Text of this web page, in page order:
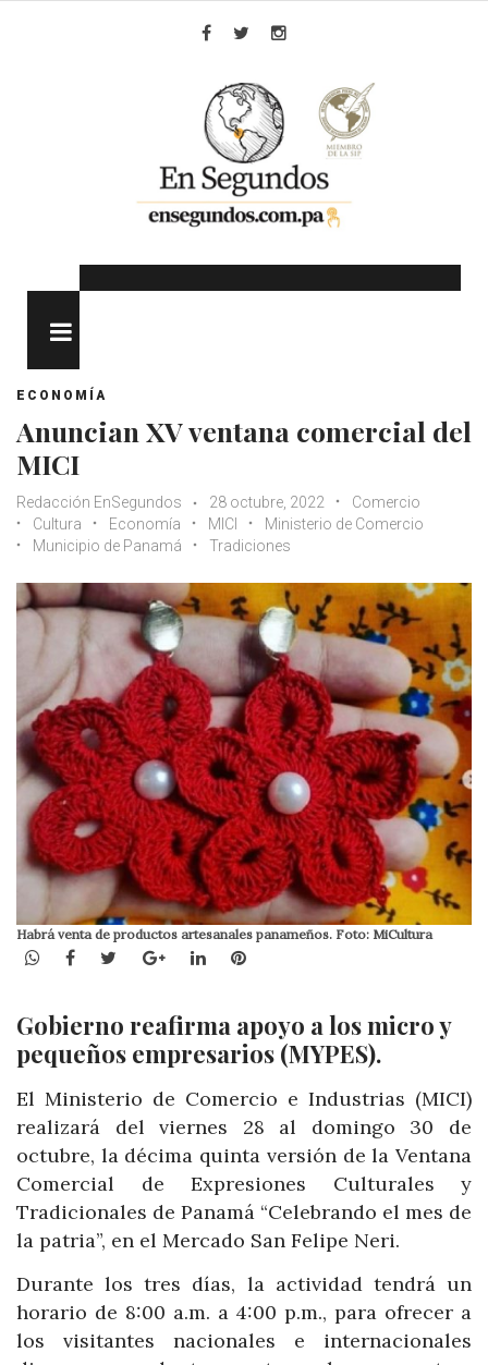
ECONOMÍA
Anuncian XV ventana comercial del
MICI
Redacción EnSegundos 28 octubre, 2022
Comercio
Cultura
Economía MICI
Ministerio de Comercio
Municipio de Panamá
Tradiciones
Habrá venta de productos artesanales panameños. Foto: MiCultura
WhatsApp
Facebook
TwitterGoogle+LinkedInPinterest
Gobierno reafirma apoyo a los micro y
pequeños empresarios (MYPES).
El Ministerio de Comercio e Industrias (MICI)
realizará del viernes 28 al domingo 30 de
octubre, la décima quinta versión de la Ventana
Comercial de Expresiones Culturales y
Tradicionales de Panamá “Celebrando el mes de
la patria”, en el Mercado San Felipe Neri.
Durante los tres días, la actividad tendrá un
horario de 8:00 a.m. a 4:00 p.m., para ofrecer a
los visitantes nacionales e internacionales